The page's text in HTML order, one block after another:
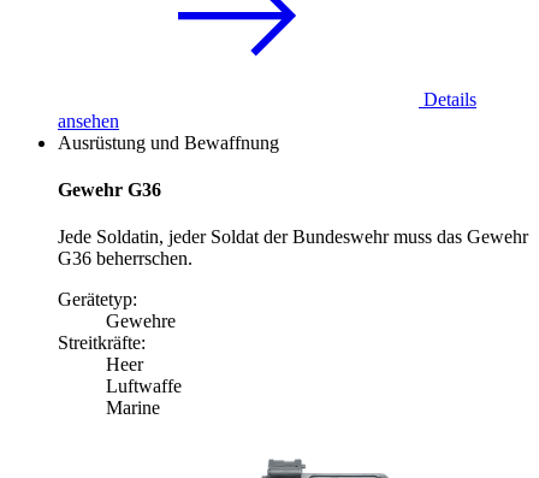
Details
ansehen
Ausrüstung und Bewaffnung
Gewehr G36
Jede Soldatin, jeder Soldat der Bundeswehr muss das Gewehr
G36 beherrschen.
Gerätetyp:
Gewehre
Streitkräfte:
Heer
Luftwaffe
Marine